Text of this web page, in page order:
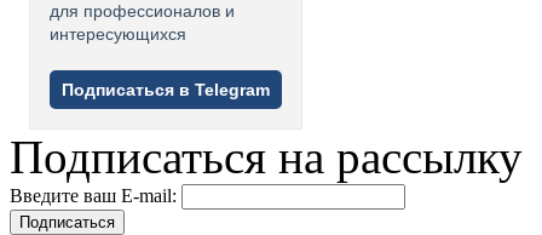
для профессионалов и
интересующихся
Подписаться в Telegram
Подписаться на рассылку
Введите ваш E-mail:
Подписаться